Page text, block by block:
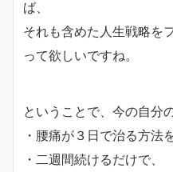
ば、
それも含めた人生戦略を
って欲しいですね。
ということで、今の自分
・腰痛が３日で治る方法
・二週間続けるだけで、